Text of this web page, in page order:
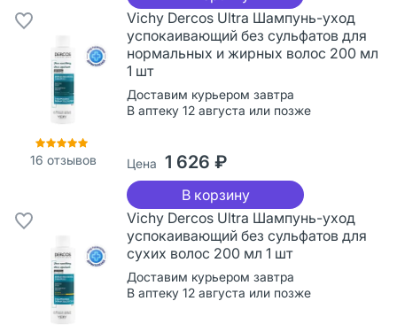
16 отзывов
Vichy Dercos Ultra Шампунь-уход
успокаивающий без сульфатов для
нормальных и жирных волос 200 мл
1 шт
Доставим курьером завтра
В аптеку 12 августа или позже
Цена 1 626 ₽
В корзину
Vichy Dercos Ultra Шампунь-уход
успокаивающий без сульфатов для
сухих волос 200 мл 1 шт
Доставим курьером завтра
В аптеку 12 августа или позже